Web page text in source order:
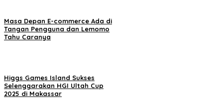
Masa Depan E-commerce Ada di
Tangan Pengguna dan Lemomo
Tahu Caranya
Higgs Games Island Sukses
Selenggarakan HGI Ultah Cup
2025 di Makassar